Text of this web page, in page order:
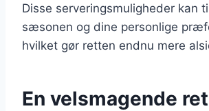
Disse serveringsmuligheder kan
sæsonen og dine personlige
hvilket gør retten endnu mere
En velsmagende